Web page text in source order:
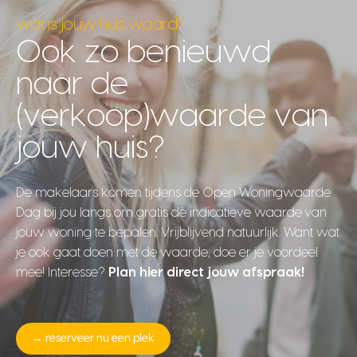
wat is jouw huis waard?
Ook zo benieuwd
naar de
(verkoop)waarde van
jouw huis?
De makelaars komen tijdens de Open Woningwaarde
Dag bij jou langs om gratis de indicatieve waarde van
jouw woning te bepalen. Vrijblijvend natuurlijk. Want wat
je ook gaat doen met de waarde; doe er je voordeel
mee! Interesse? Plan hier direct jouw afspraak!
→ reserveer nu een plek